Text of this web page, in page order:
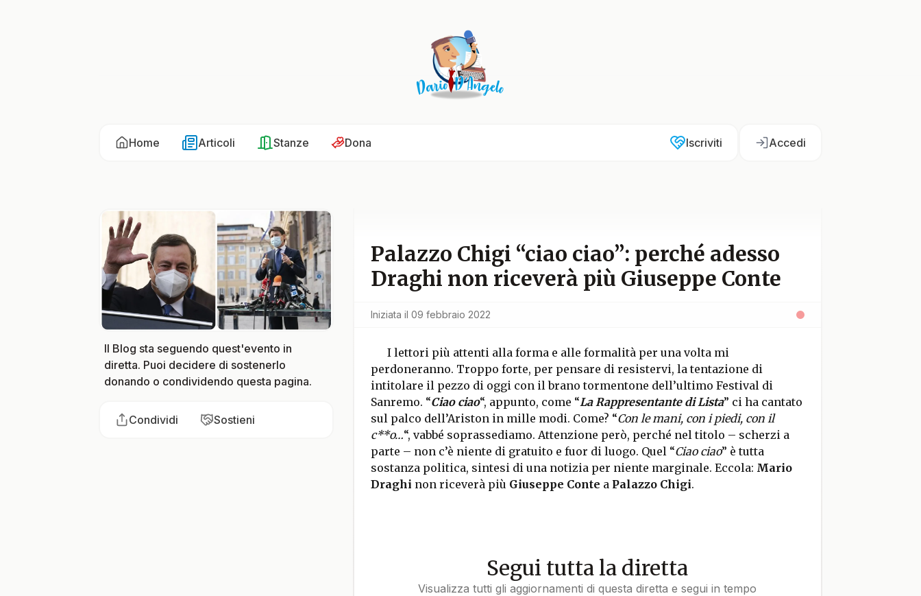
Home Articoli Stanze Dona Iscriviti Accedi
Il Blog sta seguendo quest'evento in
diretta. Puoi decidere di sostenerlo
donando o condividendo questa pagina.
Condividi Sostieni
Palazzo Chigi “ciao ciao”: perché adesso
Draghi non riceverà più Giuseppe Conte
Iniziata il 09 febbraio 2022
I lettori più attenti alla forma e alle formalità per una volta mi
perdoneranno. Troppo forte, per pensare di resistervi, la tentazione di
intitolare il pezzo di oggi con il brano tormentone dell’ultimo Festival di
Sanremo. “Ciao ciao“, appunto, come “La Rappresentante di Lista” ci ha cantato
sul palco dell’Ariston in mille modi. Come? “Con le mani, con i piedi, con il
c**o…“, vabbé soprassediamo. Attenzione però, perché nel titolo – scherzi a
parte – non c’è niente di gratuito e fuor di luogo. Quel “Ciao ciao” è tutta
sostanza politica, sintesi di una notizia per niente marginale. Eccola: Mario
Draghi non riceverà più Giuseppe Conte aPalazzo Chigi.
Segui tutta la diretta
Visualizza tutti gli aggiornamenti di questa diretta e segui in tempo